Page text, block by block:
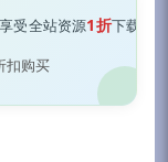
享受全站资源1折下载
扣购买